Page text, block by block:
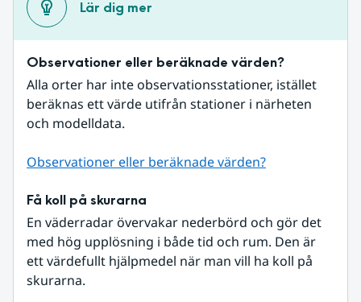
Lär dig mer
Observationer eller beräknade värden?
Alla orter har inte observationsstationer, istället
beräknas ett värde utifrån stationer i närheten
och modelldata.
Observationer eller beräknade värden?
Få koll på skurarna
En väderradar övervakar nederbörd och gör det
med hög upplösning i både tid och rum. Den är
ett värdefullt hjälpmedel när man vill ha koll på
skurarna.